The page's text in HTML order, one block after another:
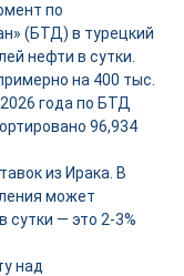
по
(БТД) в турецкий
нефти в сутки.
на 400 тыс.
года по БТД
96,934
из Ирака. В
может
сутки — это 2-3%
над